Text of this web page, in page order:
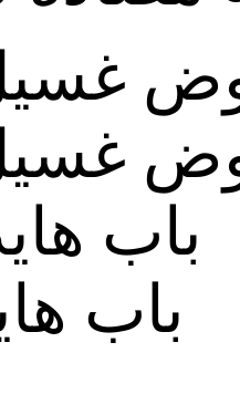
غسيل
باب